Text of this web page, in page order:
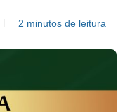
2 minutos de leitura